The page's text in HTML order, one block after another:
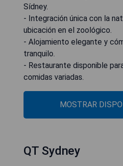
Sídney.
- Integración única con la
ubicación en el zoológico.
- Alojamiento elegante y
tranquilo.
- Restaurante disponible
comidas variadas.
MOSTRAR
QT Sydney